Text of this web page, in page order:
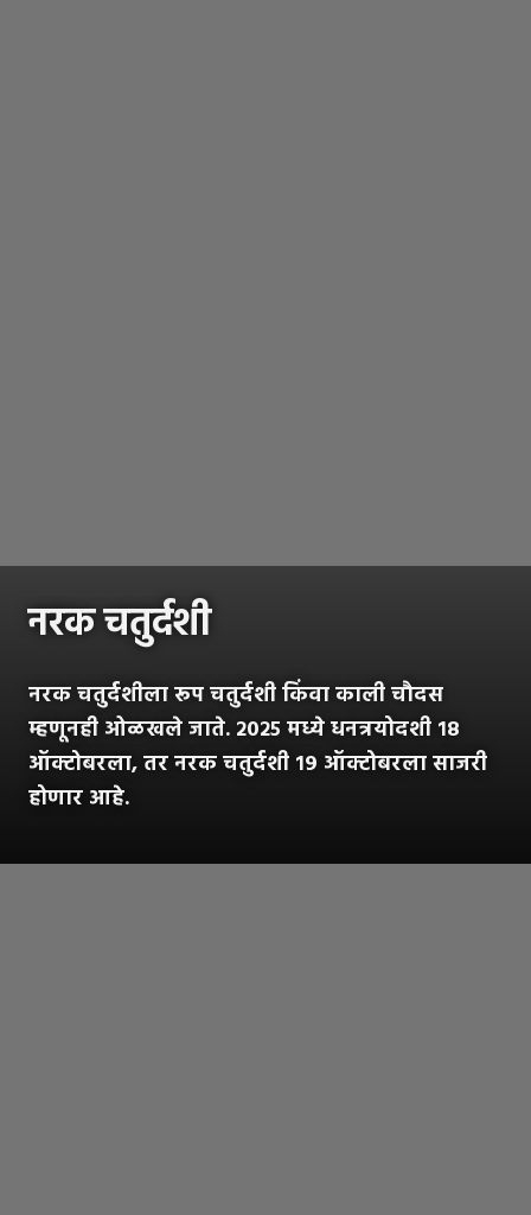
नरक चतुर्दशी
नरक चतुर्दशीला रूप चतुर्दशी किंवा काली चौदस
म्हणूनही ओळखले जाते. २०२५ मध्ये धनत्रयोदशी १८
ऑक्टोबरला, तर नरक चतुर्दशी १९ ऑक्टोबरला साजरी
होणार आहे.